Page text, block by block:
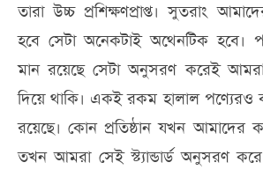
তারা উচ্চ প্রশিক্ষণপ্রাপ্ত। সুতরাং
হবে সেটা অনেকটাই অথেনটিক হবে।
মান রয়েছে সেটা অনুসরণ করেই
দিয়ে থাকি। একই রকম হালাল পণ্যেরও
রয়েছে। কোন প্রতিষ্ঠান যখন আমাদের
তখন আমরা সেই স্ট্যান্ডার্ড অনুসরণ